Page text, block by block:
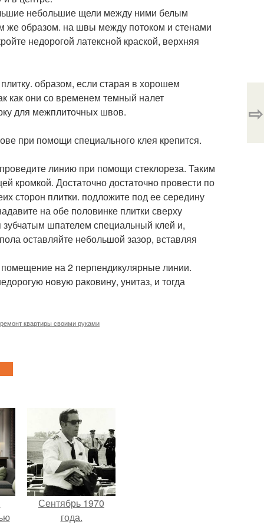
небольшие щели между ними белым
же образом. на швы между потоком и стенами
недорогой латексной краской, верхняя
образом, если старая в хорошем
как они со временем темный налет
для межплиточных швов.
при помощи специального клея крепится.
линию при помощи стеклореза. Таким
кромкой. Достаточно достаточно провести по
сторон плитки. подложите под ее середину
на обе половинке плитки сверху
зубчатым шпателем специальный клей и,
оставляйте небольшой зазор, вставляя
помещение на 2 перпендикулярные линии.
новую раковину, унитаз, и тогда
ремонт квартиры своими руками
⇨
Сентябрь 1970
года.